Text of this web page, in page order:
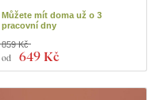
Můžete mít doma už o 3
pracovní dny
od 649 Kč
859 Kč